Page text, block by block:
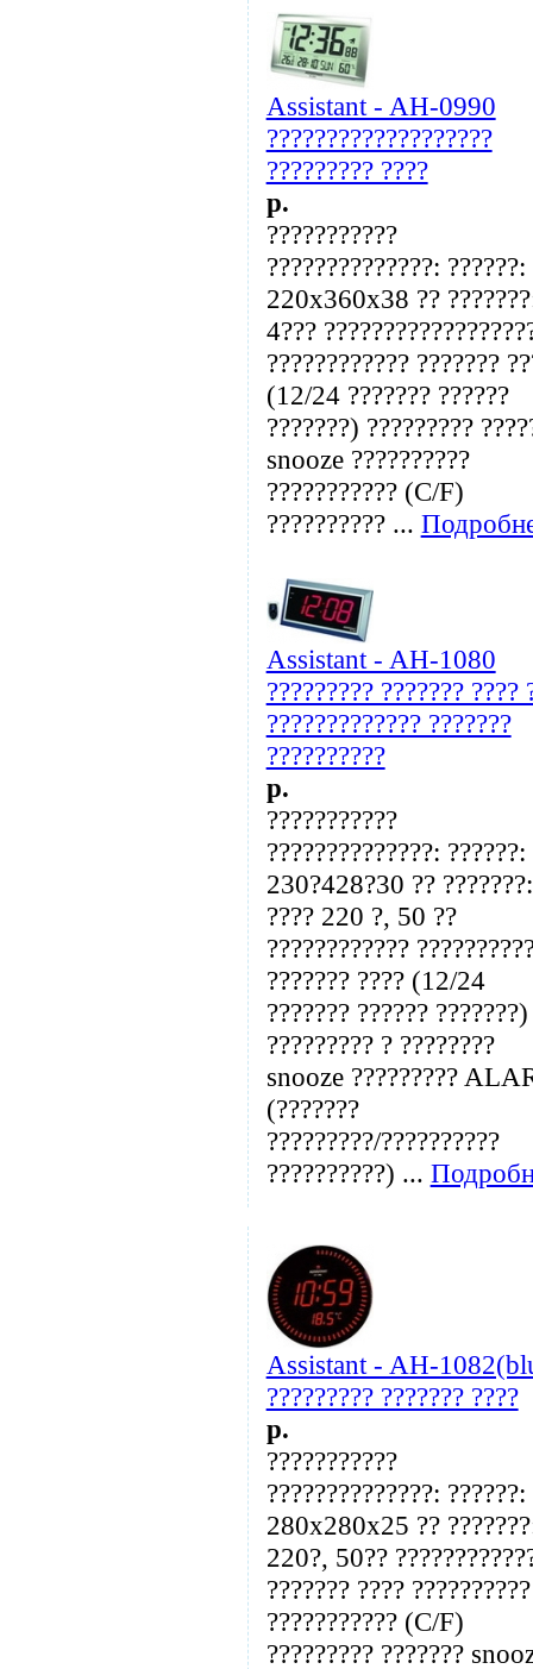
Assistant - AH-0990
???????????????????
????????? ????
p.
???????????
??????????????: ??????:
220x360x38 ??
4???
???????????? ???????
(12/24 ??????? ??????
???????) ?????????
snooze ??????????
??????????? (C/F)
?????????? ...
Assistant - AH-1080
????????? ??????? ????
????????????? ???????
??????????
p.
???????????
??????????????: ??????:
230?428?30 ?? ???????:
???? 220 ?, 50 ??
????????????
??????? ???? (12/24
??????? ?????? ???????)
????????? ? ????????
snooze ?????????
(???????
?????????/??????????
??????????) ...
Assistant - AH-
????????? ??????? ????
p.
???????????
??????????????: ??????:
280x280x25 ??
220?, 50??
??????? ???? ??????????
??????????? (C/F)
????????? ???????